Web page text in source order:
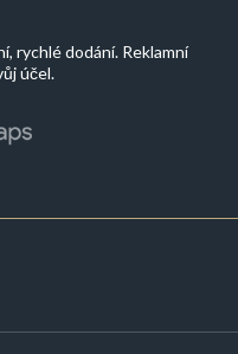
rychlé dodání. Reklamní
účel.